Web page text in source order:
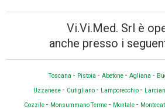
Vi.Vi.Med. Srl è
anche presso i
Toscana - Pistoia - Abetone - Agliana -
Uzzanese - Cutigliano - Lamporecchio -
Cozzile - Monsummano Terme - Montale -